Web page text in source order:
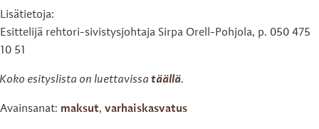
Lisätietoja:
Esittelijä rehtori-sivistysjohtaja Sirpa Orell-Pohjola, p. 050 475
10 51
Koko esityslista on luettavissatäällä.
Avainsanat: maksut, varhaiskasvatus